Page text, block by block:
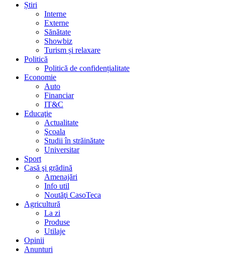
Știri
Interne
Externe
Sănătate
Showbiz
Turism și relaxare
Politică
Politică de confidențialitate
Economie
Auto
Financiar
IT&C
Educaţie
Actualitate
Şcoala
Studii în străinătate
Universitar
Sport
Casă şi grădină
Amenajări
Info util
Noutăţi CasoTeca
Agricultură
La zi
Produse
Utilaje
Opinii
Anunturi